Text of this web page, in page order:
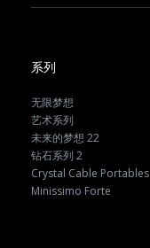
系列
无限梦想
艺术系列
未来的梦想 22
钻石系列 2
Crystal Cable Portables
Minissimo Forte